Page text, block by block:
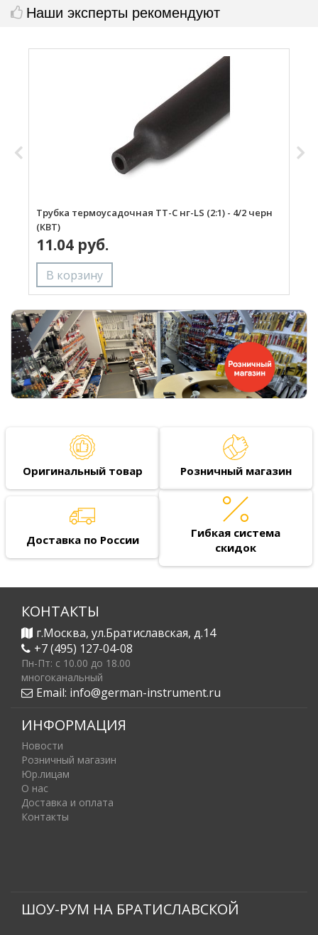
Наши эксперты рекомендуют
Трубка термоусадочная ТТ-С нг-LS (2:1) - 4/2 черн
(КВТ)
11.04 руб.
Оригинальный товар Розничный магазин
Доставка по России
Гибкая система
скидок
КОНТАКТЫ
г.Москва, ул.Братиславская, д.14
+7 (495) 127-04-08
Пн-Пт: c 10.00 до 18.00
многоканальный
Email: info@german-instrument.ru
ИНФОРМАЦИЯ
Новости
Розничный магазин
Юр.лицам
О нас
Доставка и оплата
Контакты
ШОУ-РУМ НА БРАТИСЛАВСКОЙ